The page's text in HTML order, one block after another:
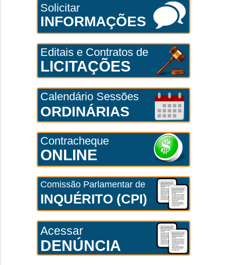
Solicitar
INFORMAÇÕES
Editais e Contratos de
LICITAÇÕES
Calendário Sessões
ORDINÁRIAS
Contracheque
ONLINE
Comissão Parlamentar de
INQUÉRITO (CPI)
Acessar
DENÚNCIA